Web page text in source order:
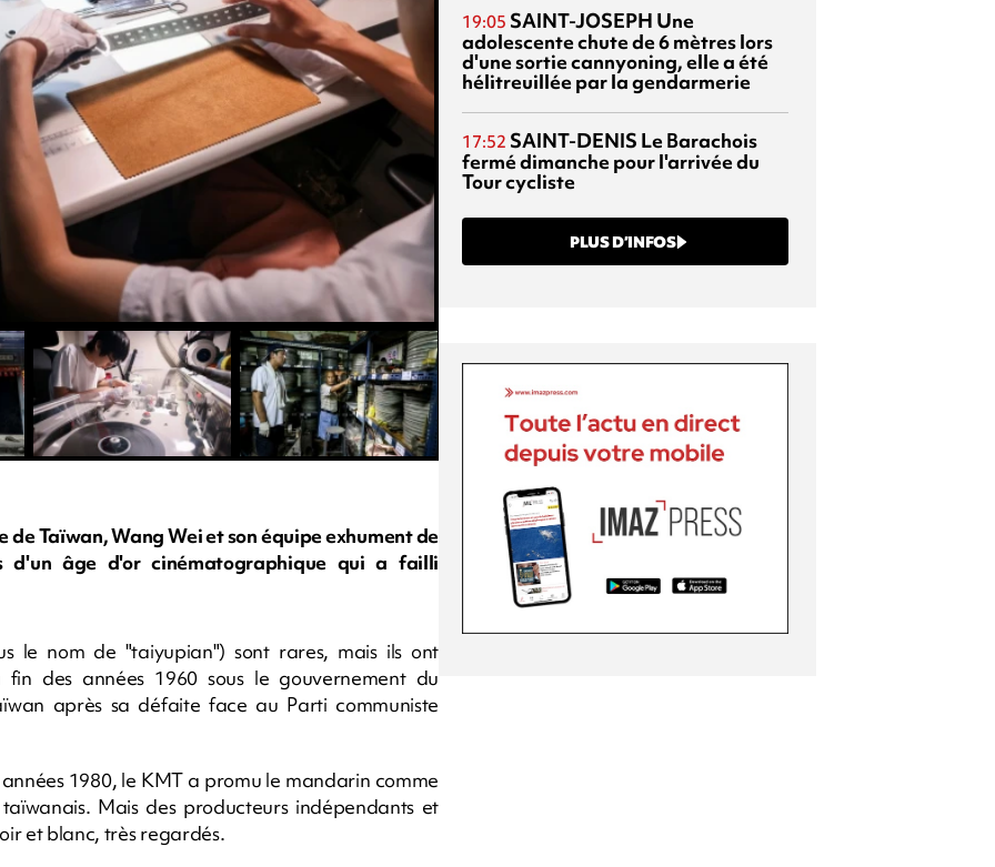
de Taïwan, Wang Wei et son équipe exhument de
d'un âge d'or cinématographique qui a failli
le nom de "taiyupian") sont rares, mais ils ont
des années 1960 sous le gouvernement du
après sa défaite face au Parti communiste
1980, le KMT a promu le mandarin comme
Mais des producteurs indépendants et
et blanc, très regardés.
19:05 SAINT-JOSEPH Une
adolescente chute de 6 mètres lors
d'une sortie cannyoning, elle a été
hélitreuillée par la gendarmerie
17:52 SAINT-DENIS Le Barachois
fermé dimanche pour l'arrivée du
Tour cycliste
PLUS D’INFOS